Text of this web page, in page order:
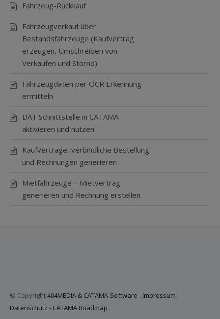
Fahrzeug-Rückkauf
Fahrzeugverkauf über
Bestandsfahrzeuge (Kaufvertrag
erzeugen, Umschreiben von
Verkäufen und Storno)
Fahrzeugdaten per OCR Erkennung
ermitteln
DAT Schnittstelle in CATAMA
aktivieren und nutzen
Kaufverträge, verbindliche Bestellung
und Rechnungen generieren
Mietfahrzeuge – Mietvertrag
generieren und Rechnung erstellen
© Copyright404MEDIA & CATAMA-Software - Impressum -
Datenschutz - CATAMA Roadmap